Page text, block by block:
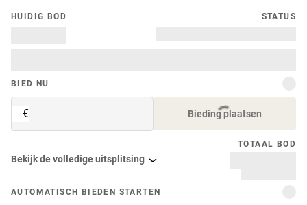
HUIDIG ​​BOD STATUS
BIED NU
€ Bieding plaatsen
TOTAAL BOD
Bekijk de volledige uitsplitsing
AUTOMATISCH BIEDEN STARTEN